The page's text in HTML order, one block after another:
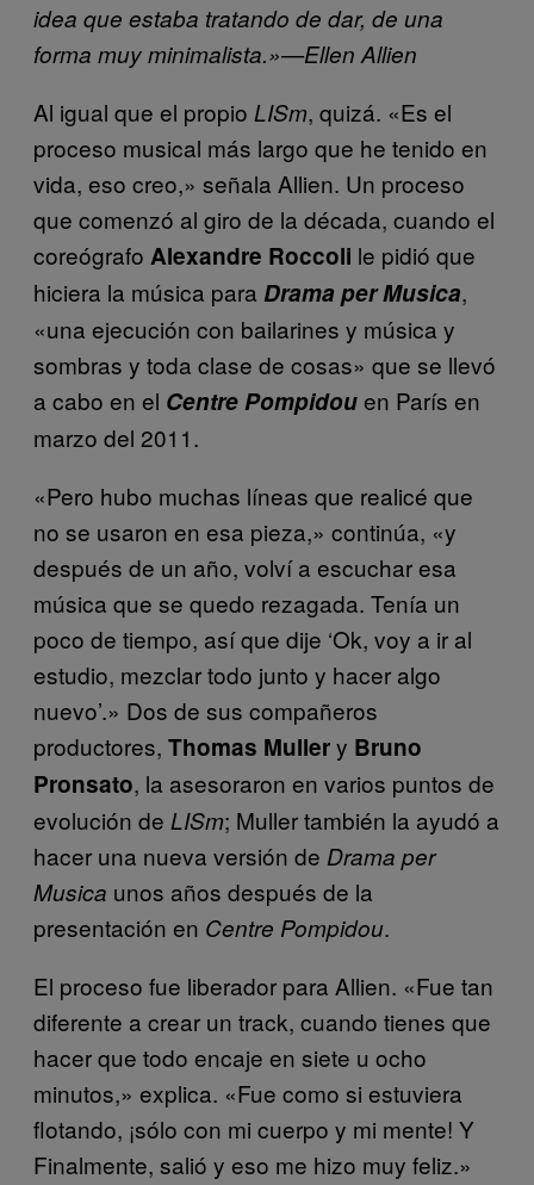
idea que estaba tratando de dar, de una
forma muy minimalista.»—Ellen Allien
Al igual que el propio LISm, quizá. «Es el
proceso musical más largo que he tenido en
vida, eso creo,» señala Allien. Un proceso
que comenzó al giro de la década, cuando el
coreógrafo Alexandre Roccoli le pidió que
hiciera la música para Drama per Musica,
«una ejecución con bailarines y música y
sombras y toda clase de cosas» que se llevó
a cabo en el Centre Pompidouen París en
marzo del 2011.
«Pero hubo muchas líneas que realicé que
no se usaron en esa pieza,» continúa, «y
después de un año, volví a escuchar esa
música que se quedo rezagada. Tenía un
poco de tiempo, así que dije ‘Ok, voy a ir al
estudio, mezclar todo junto y hacer algo
nuevo’.» Dos de sus compañeros
productores, Thomas Mullery Bruno
Pronsato, la asesoraron en varios puntos de
evolución de LISm; Muller también la ayudó a
hacer una nueva versión de Drama per
Musica unos años después de la
presentación en Centre Pompidou.
El proceso fue liberador para Allien. «Fue tan
diferente a crear un track, cuando tienes que
hacer que todo encaje en siete u ocho
minutos,» explica. «Fue como si estuviera
flotando, ¡sólo con mi cuerpo y mi mente! Y
Finalmente, salió y eso me hizo muy feliz.»